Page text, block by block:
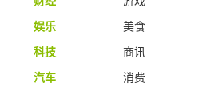
娱乐
美食
科技
商讯
汽车
消费